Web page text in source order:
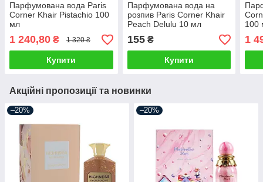
Парфумована вода Paris
Corner Khair Pistachio 100
мл
1 240,80 ₴ 1 320 ₴
Купити
Парфумована вода на
розпив Paris Corner Khair
Peach Delulu 10 мл
155₴
Купити
100
1
Акційні пропозиції та новинки
–20% –20%